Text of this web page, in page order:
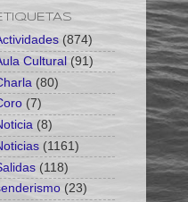
(874)
Cultural
(91)
(80)
(7)
(8)
(1161)
(118)
(23)